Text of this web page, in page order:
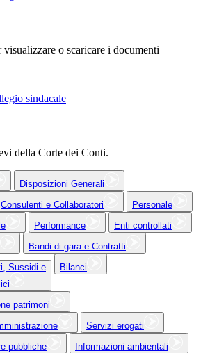
o scaricare i documenti
sindacale
della Corte dei Conti.
Disposizioni Generali
Consulenti e Collaboratori
Personale
Performance
Enti controllati
Bandi di gara e Contratti
Sussidi e
Bilanci
patrimoni
Servizi erogati
pubbliche
Informazioni ambientali